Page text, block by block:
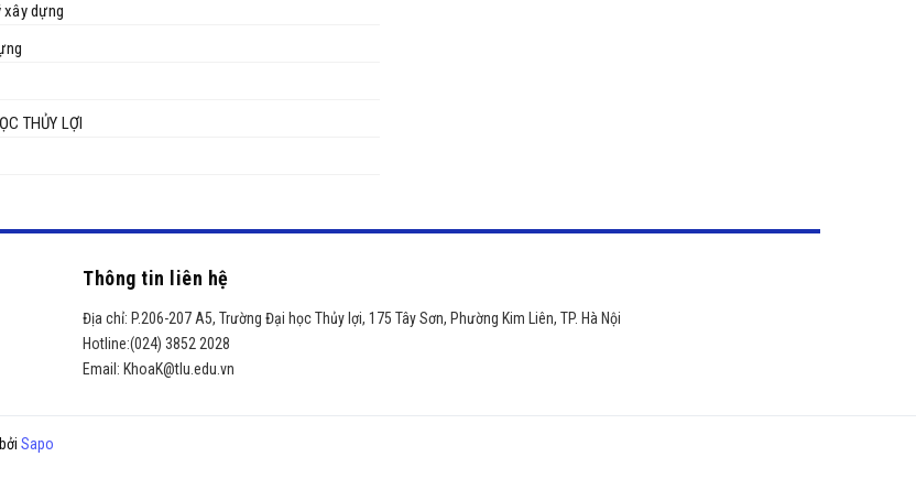
dựng
THỦY LỢI
Thông tin liên hệ
Địa chỉ: P.206-207 A5, Trường Đại học Thủy lợi, 175 Tây Sơn, Phường Kim Liên, TP. Hà Nội
Hotline:(024) 3852 2028
Email: KhoaK@tlu.edu.vn
Sapo